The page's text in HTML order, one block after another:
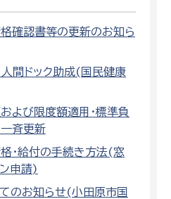
確認書等の更新のお知ら
間ドック助成(国民健康
よび限度額適用・標準負
斉更新
・給付の手続き方法(窓
ン申請)
のお知らせ(小田原市国